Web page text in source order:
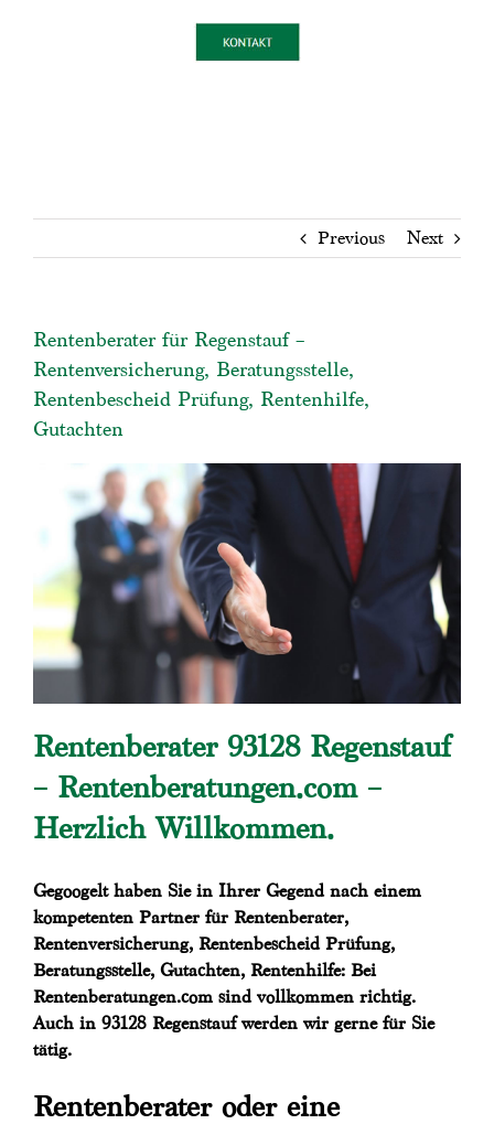
Previous Next
Rentenberater für Regenstauf –
Rentenversicherung, Beratungsstelle,
Rentenbescheid Prüfung, Rentenhilfe,
Gutachten
Rentenberater 93128 Regenstauf
– Rentenberatungen.com –
Herzlich Willkommen.
Gegoogelt haben Sie in Ihrer Gegend nach einem
kompetenten Partner für Rentenberater,
Rentenversicherung, Rentenbescheid Prüfung,
Beratungsstelle, Gutachten, Rentenhilfe: Bei
Rentenberatungen.com sind vollkommen richtig.
Auch in 93128 Regenstauf werden wir gerne für Sie
tätig.
Rentenberater oder eine